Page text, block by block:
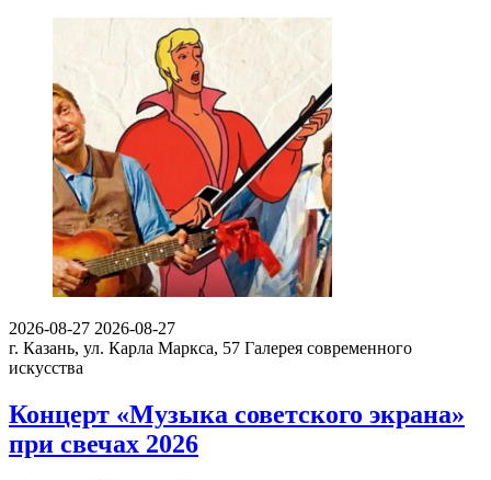
2026-08-27 2026-08-27
г. Казань, ул. Карла Маркса, 57 Галерея современного
искусства
Концерт «Музыка советского экрана»
при свечах 2026